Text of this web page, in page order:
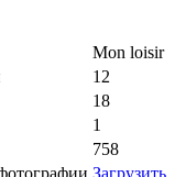
Mon loisir
12
18
1
758
Загрузить